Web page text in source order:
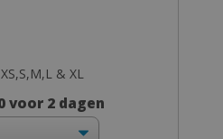
& XL
voor 2 dagen